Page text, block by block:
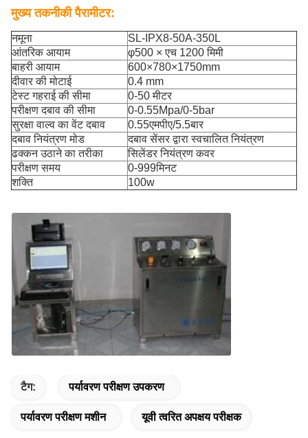
मुख्य तकनीकी पैरामीटर:
नमूना
SL-IPX8-50A-350L
आंतरिक आयाम
φ500 × एच 1200 मिमी
बाहरी आयाम
600×780×1750mm
दीवार की मोटाई
0.4 mm
टेस्ट गहराई की सीमा
0-50 मीटर
परीक्षण दबाव की सीमा
0-0.55Mpa/0-5bar
सुरक्षा वाल्व का वेंट दबाव
0.55एमपीए/5.5बार
दबाव नियंत्रण मोड
दबाव सेंसर द्वारा स्वचालित नियंत्रण
ढक्कन उठाने का तरीका
सिलेंडर नियंत्रण कवर
परीक्षण समय
0-999मिनट
शक्ति
100w
टैग: पर्यावरण परीक्षण उपकरण
पर्यावरण परीक्षण मशीन यूवी त्वरित अपक्षय परीक्षक